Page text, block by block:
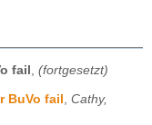
fail (fortgesetzt)
BuVo fail , Cathy,